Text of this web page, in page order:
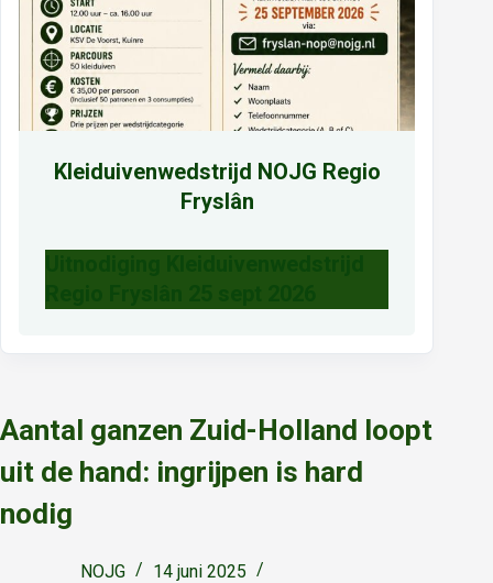
Aantal ganzen Zuid-Holland loopt
uit de hand: ingrijpen is hard
nodig
NOJG
14 juni 2025
Kleiduivenwedstrijd NOJG Regio
Fryslân